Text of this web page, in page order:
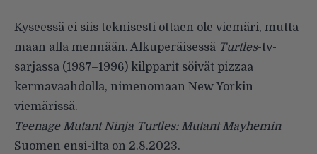
Kyseessä ei siis teknisesti ottaen ole viemäri, mutta
maan alla mennään. Alkuperäisessä Turtles-tv-
sarjassa (1987–1996) kilpparit söivät pizzaa
kermavaahdolla, nimenomaan New Yorkin
viemärissä.
Teenage Mutant Ninja Turtles: Mutant Mayhemin
Suomen ensi-ilta on 2.8.2023.